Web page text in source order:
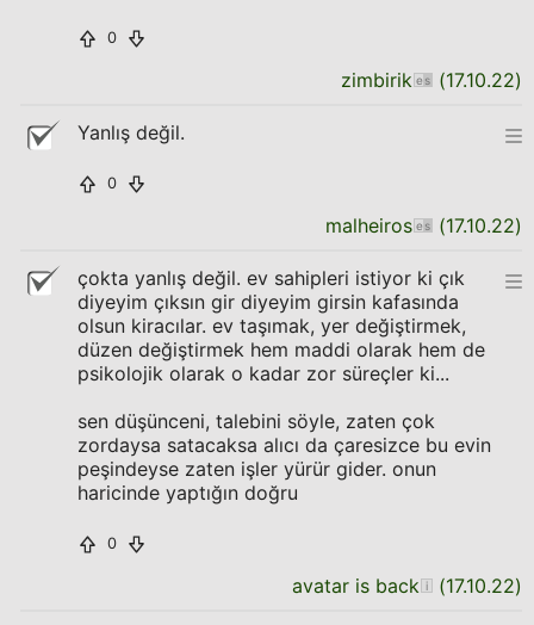
0
zimbirik (17.10.22)
Yanlış değil.
0
malheiros (17.10.22)
çokta yanlış değil. ev sahipleri istiyor ki çık
diyeyim çıksın gir diyeyim girsin kafasında
olsun kiracılar. ev taşımak, yer değiştirmek,
düzen değiştirmek hem maddi olarak hem de
psikolojik olarak o kadar zor süreçler ki...
sen düşünceni, talebini söyle, zaten çok
zordaysa satacaksa alıcı da çaresizce bu evin
peşindeyse zaten işler yürür gider. onun
haricinde yaptığın doğru
0
avatar is back (17.10.22)